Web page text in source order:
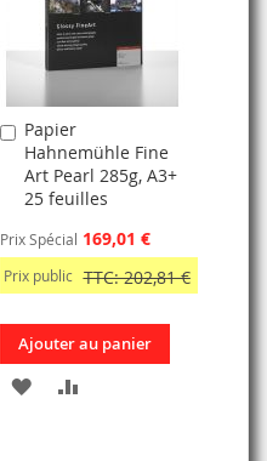
D’ENVIE
Papier
Hahnemühle Fine
Art Pearl 285g, A3+
25 feuilles
Prix Spécial 169,01 €
Prix public TTC: 202,81 €
Ajouter
au
panier
Ajouter au panier
AJOUTER